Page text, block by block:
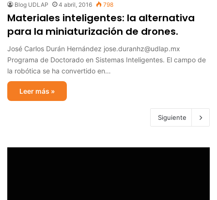
Blog UDLAP 4 abril, 2016 798
Materiales inteligentes: la alternativa
para la miniaturización de drones.
José Carlos Durán Hernández jose.duranhz@udlap.mx
Programa de Doctorado en Sistemas Inteligentes. El campo de
la robótica se ha convertido en…
Leer más »
Siguiente